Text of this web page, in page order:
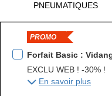
PNEUMATIQUES
PROMO
Forfait Basic :
EXCLU WEB ! -30% !
En savoir plus